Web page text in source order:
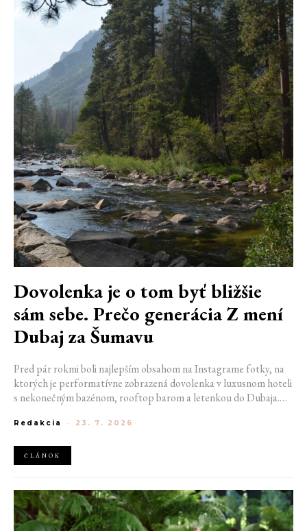
Dovolenka je o tom byť bližšie
sám sebe. Prečo generácia Z mení
Dubaj za Šumavu
Pred pár rokmi boli najlepším obsahom na Instagrame fotky, na
ktorých je performatívne zobrazená dovolenka v luxusnom hoteli
s nekonečným bazénom, rooftop barom a letenkou do Dubaja.
Jizerských horách. Ranné kúpanie v lome. Výlet vlakom na
kamarátmi pri ohni.
Redakcia - 23. 7. 2026
ČLÁNOK